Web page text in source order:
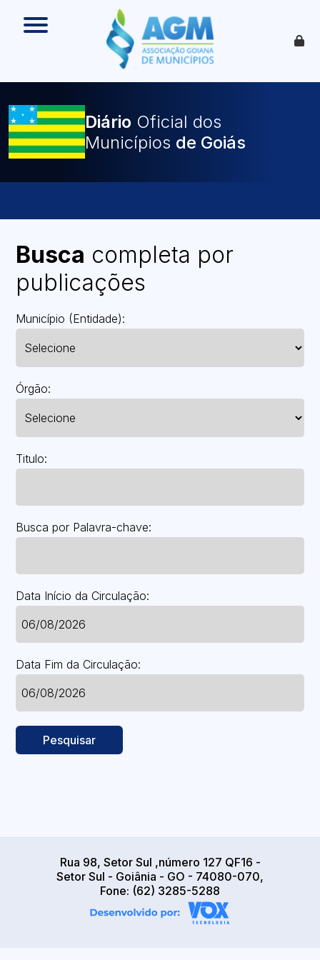
Diário Oficial dos
Municípios
Como funciona
Benefícios
O Que Pode Ser Publicado
Faça sua Adesão
Busca completa por
publicações
Município (Entidade):
Órgão:
Titulo:
Busca por Palavra-chave:
Data Início da Circulação:
Data Fim da Circulação:
Pesquisar
Rua 98, Setor Sul ,número 127 QF16 -
Setor Sul - Goiânia - GO - 74080-070,
Fone: (62) 3285-5288